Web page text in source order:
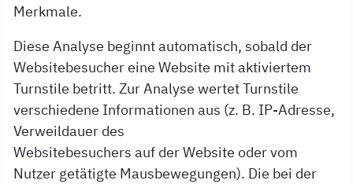
Merkmale.
Diese Analyse beginnt automatisch, sobald der
Websitebesucher eine Website mit aktiviertem
Turnstile betritt. Zur Analyse wertet Turnstile
verschiedene Informationen aus (z. B. IP-Adresse,
Verweildauer des
Websitebesuchers auf der Website oder vom
Nutzer getätigte Mausbewegungen). Die bei der